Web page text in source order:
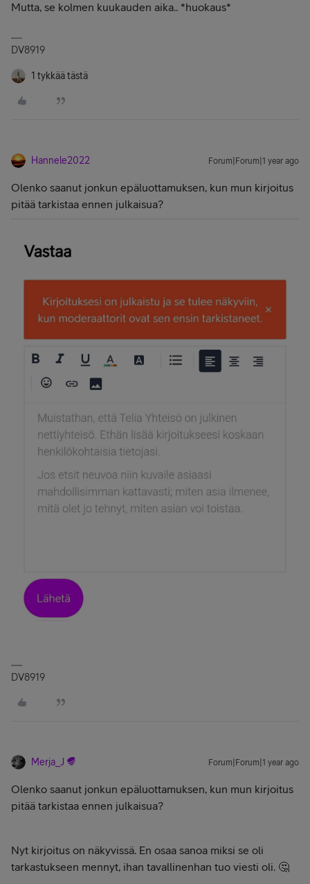
Mutta, se kolmen kuukauden aika.. *huokaus*
DV8919
1 tykkää tästä
Hannele2022 Forum|Forum|1 year ago
Olenko saanut jonkun epäluottamuksen, kun mun kirjoitus
pitää tarkistaa ennen julkaisua?
DV8919
Merja_J Forum|Forum|1 year ago
Olenko saanut jonkun epäluottamuksen, kun mun kirjoitus
pitää tarkistaa ennen julkaisua?
Nyt kirjoitus on näkyvissä. En osaa sanoa miksi se oli
tarkastukseen mennyt, ihan tavallinenhan tuo viesti oli. 🤔